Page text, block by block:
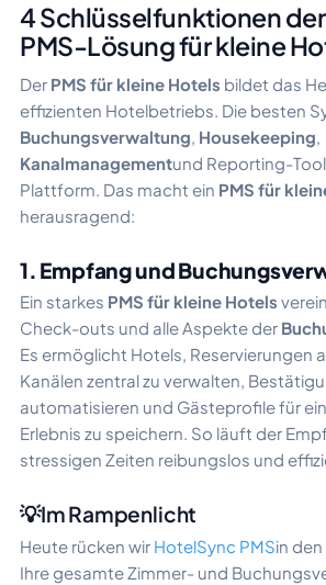
4 Schlüsselfunktionen
PMS-Lösung für kleine
Der PMS für kleine Hotels bildet das
effizienten Hotelbetriebs. Die besten
Buchungsverwaltung Housekeeping
Kanalmanagementund Reporting-
Plattform. Das macht ein PMS für
herausragend:
1. Empfang und
Ein starkes PMS für kleine Hotels
Check-outs und alle Aspekte der
Es ermöglicht Hotels, Reservierungen
Kanälen zentral zu verwalten,
automatisieren und Gästeprofile für
Erlebnis zu speichern. So läuft der
stressigen Zeiten reibungslos und
💡Im Rampenlicht
Heute rücken wir HotelSync PMSin
Ihre gesamte Zimmer- und